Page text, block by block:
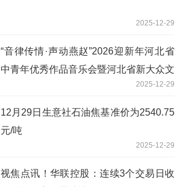
2025-12-29
“音律传情·声动燕赵”2026迎新年河北省
中青年优秀作品音乐会暨河北省新大众文
艺全民创享赋能行动研讨会成功举办2025-12-29
12月29日生意社石油焦基准价为2540.75
元/吨
2025-12-29
视焦点讯！华联控股：连续3个交易日收